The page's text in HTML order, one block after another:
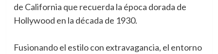
de California que recuerda la época dorada de
Hollywood en la década de 1930.
Fusionando el estilo con extravagancia, el entorno